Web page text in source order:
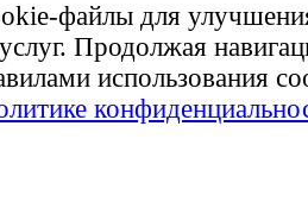
файлы для
Продолжая
использования